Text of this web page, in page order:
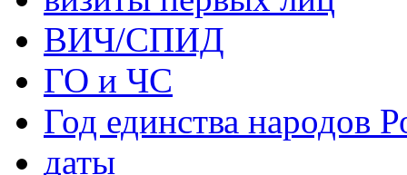
ВИЧ/СПИД
ГО и ЧС
Год единства народов
даты